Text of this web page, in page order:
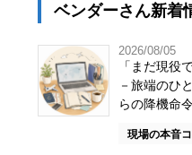
ベンダーさん新着
2026/08/05
「まだ現役
－旅端のひ
らの降機命
現場の本音